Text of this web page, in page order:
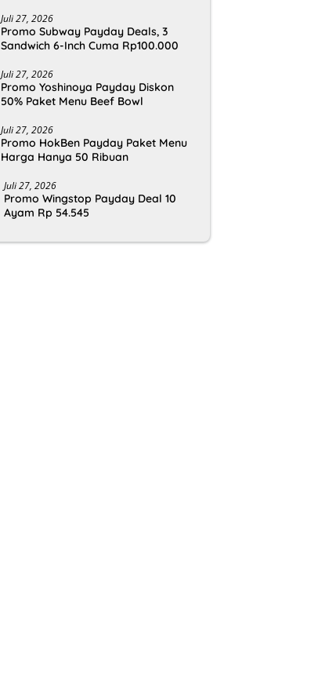
Juli 27, 2026
Promo Subway Payday Deals, 3
Sandwich 6-Inch Cuma Rp100.000
Juli 27, 2026
Promo Yoshinoya Payday Diskon
50% Paket Menu Beef Bowl
Juli 27, 2026
Promo HokBen Payday Paket Menu
Harga Hanya 50 Ribuan
Juli 27, 2026
Promo Wingstop Payday Deal 10
Ayam Rp 54.545